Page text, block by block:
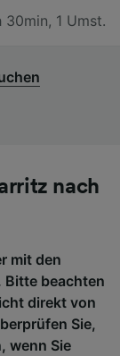
30min, 1 Umst.
nach
mit den
Bitte beachten
direkt von
Sie,
wenn Sie